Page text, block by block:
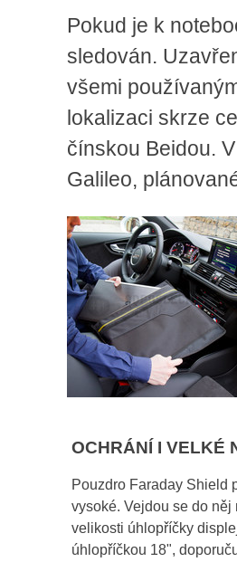
Pokud je k
sledován.
všemi
lokalizaci skrze
čínskou Beidou.
Galileo,
OCHRÁNÍ I VELKÉ
Pouzdro Faraday Shield
vysoké. Vejdou se do
velikosti úhlopříčky
úhlopříčkou 18",